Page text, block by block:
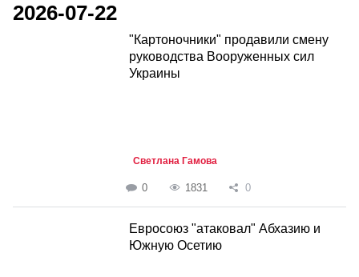
2026-07-22
"Картоночники" продавили смену
руководства Вооруженных сил
Украины
Светлана Гамова
0 1831 0
Евросоюз "атаковал" Абхазию и
Южную Осетию